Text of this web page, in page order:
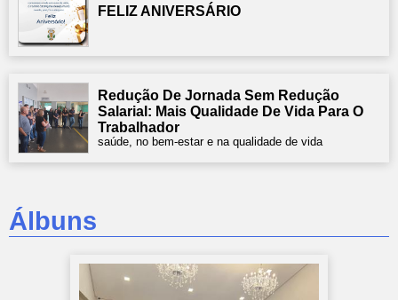
FELIZ ANIVERSÁRIO
Redução De Jornada Sem Redução
Salarial: Mais Qualidade De Vida Para O
Trabalhador
saúde, no bem-estar e na qualidade de vida
Álbuns